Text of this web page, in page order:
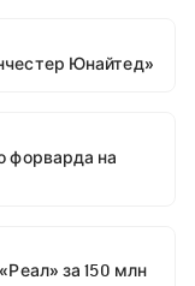
Юнайтед»
форварда на
за 150 млн